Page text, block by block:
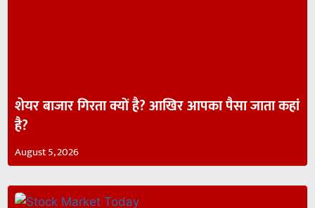
शेयर बाजार गिरता क्यों है? आखिर आपका पैसा जाता कहां
है?
August 5, 2026